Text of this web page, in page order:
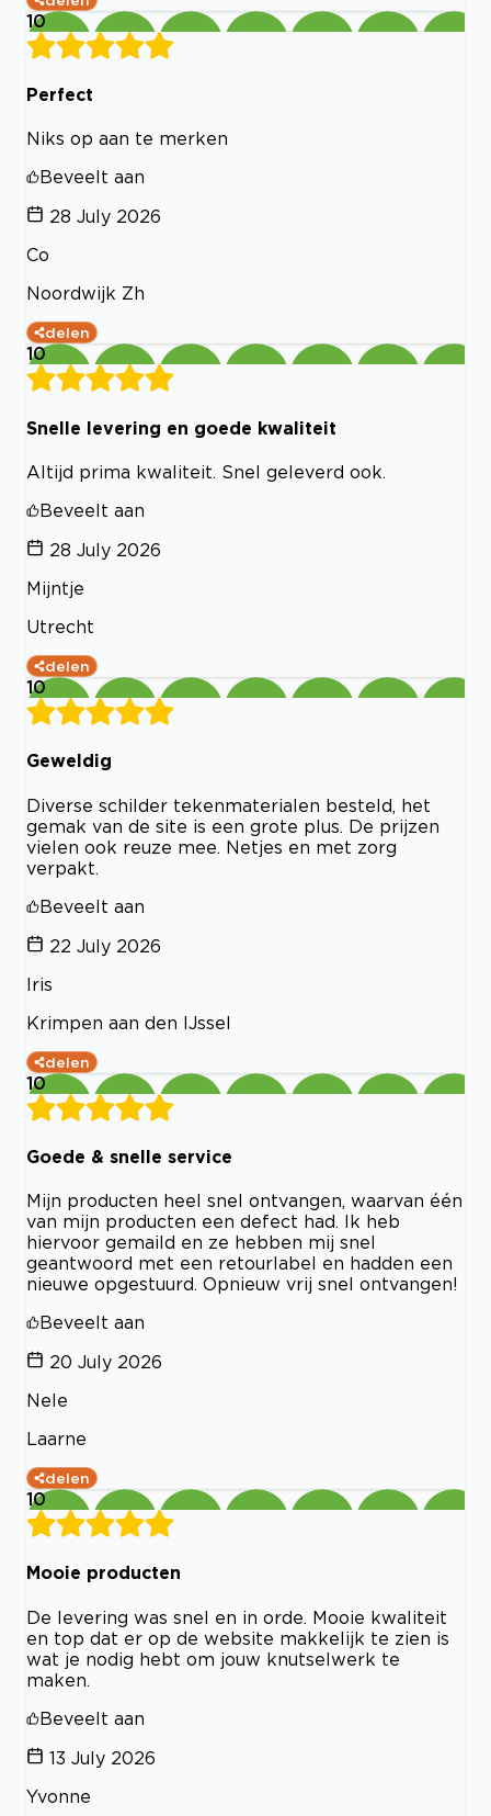
10
Perfect
Niks op aan te merken
Beveelt aan
28 July 2026
Co
Noordwijk Zh
delen
10
Snelle levering en goede kwaliteit
Altijd prima kwaliteit. Snel geleverd ook.
Beveelt aan
28 July 2026
Mijntje
Utrecht
delen
10
Geweldig
Diverse schilder tekenmaterialen besteld, het
gemak van de site is een grote plus. De prijzen
vielen ook reuze mee. Netjes en met zorg
verpakt.
Beveelt aan
22 July 2026
Iris
Krimpen aan den IJssel
delen
10
Goede & snelle service
Mijn producten heel snel ontvangen, waarvan één
van mijn producten een defect had. Ik heb
hiervoor gemaild en ze hebben mij snel
geantwoord met een retourlabel en hadden een
nieuwe opgestuurd. Opnieuw vrij snel ontvangen!
Beveelt aan
20 July 2026
Nele
Laarne
delen
10
Mooie producten
De levering was snel en in orde. Mooie kwaliteit
en top dat er op de website makkelijk te zien is
wat je nodig hebt om jouw knutselwerk te
maken.
Beveelt aan
13 July 2026
Yvonne